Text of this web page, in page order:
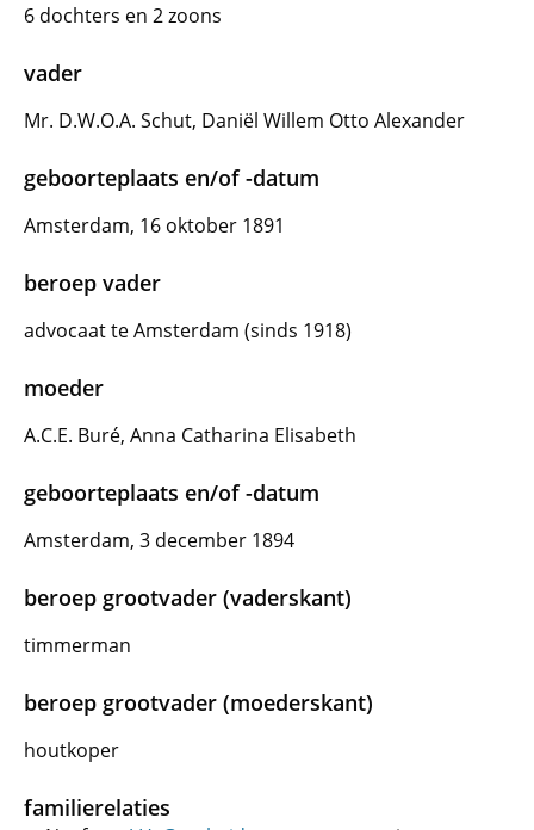
6 dochters en 2 zoons
vader
Mr. D.W.O.A. Schut, Daniël Willem Otto Alexander
geboorteplaats en/of -datum
Amsterdam, 16 oktober 1891
beroep vader
advocaat te Amsterdam (sinds 1918)
moeder
A.C.E. Buré, Anna Catharina Elisabeth
geboorteplaats en/of -datum
Amsterdam, 3 december 1894
beroep grootvader (vaderskant)
timmerman
beroep grootvader (moederskant)
houtkoper
familierelaties